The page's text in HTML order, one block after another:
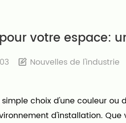
votre espace:
Nouvelles de l'industrie
choix d'une couleur ou
d'installation.